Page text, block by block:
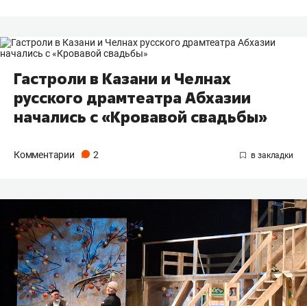
Гастроли в Казани и Челнах
русского драмтеатра Абхазии
начались с «Кровавой свадьбы»
Комментарии 2